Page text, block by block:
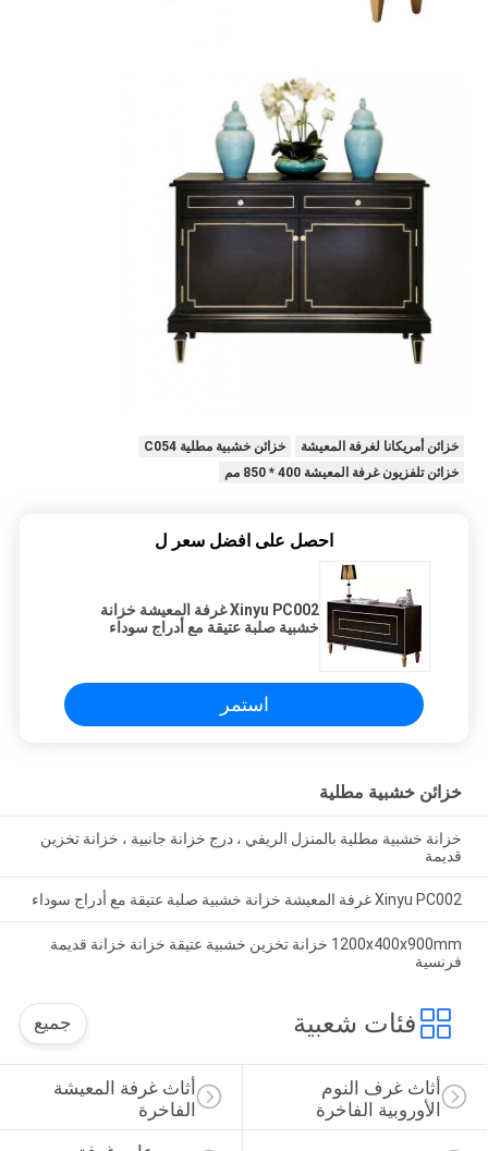
خزائن أمريكانا لغرفة المعيشة
خزائن خشبية مطلية C054
خزائن تلفزيون غرفة المعيشة 400 * 850 مم
احصل على افضل سعر ل
Xinyu PC002 غرفة المعيشة خزانة
خشبية صلبة عتيقة مع أدراج سوداء
استمر
خزائن خشبية مطلية
خزانة خشبية مطلية بالمنزل الريفي ، درج خزانة جانبية ، خزانة تخزين
قديمة
Xinyu PC002 غرفة المعيشة خزانة خشبية صلبة عتيقة مع أدراج سوداء
1200x400x900mm خزانة تخزين خشبية عتيقة خزانة خزانة قديمة
فرنسية
فئات شعبية جميع
أثاث غرفة المعيشة
الفاخرة
أثاث غرف النوم
الأوروبية الفاخرة